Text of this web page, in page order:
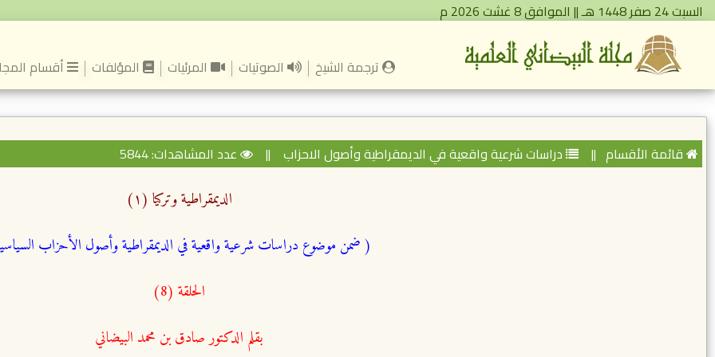
السبت 24 صفر 1448 هـ || الموافق 8 غشت 2026 م
ترجمة الشيخ الصوتيات المرئيات المؤلفات أقسام
قائمة الأقسام || دراسات شرعية واقعية في الديمقراطية وأصول الاحزاب || عدد المشاهدات: 5844
الديمقراطية وتركيا (١)
( ضمن موضوع دراسات شرعية واقعية في الديمقراطية وأصول الأحزاب
الحلقة (8)
بقلم الدكتور صادق بن محمد البيضاني